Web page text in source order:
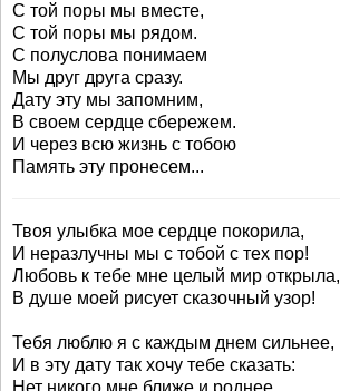
С той поры мы вместе,
С той поры мы рядом.
С полуслова понимаем
Мы друг друга сразу.
Дату эту мы запомним,
В своем сердце сбережем.
И через всю жизнь с тобою
Память эту пронесем...
Твоя улыбка мое сердце покорила,
И неразлучны мы с тобой с тех пор!
Любовь к тебе мне целый мир открыла,
В душе моей рисует сказочный узор!
Тебя люблю я с каждым днем сильнее,
И в эту дату так хочу тебе сказать: